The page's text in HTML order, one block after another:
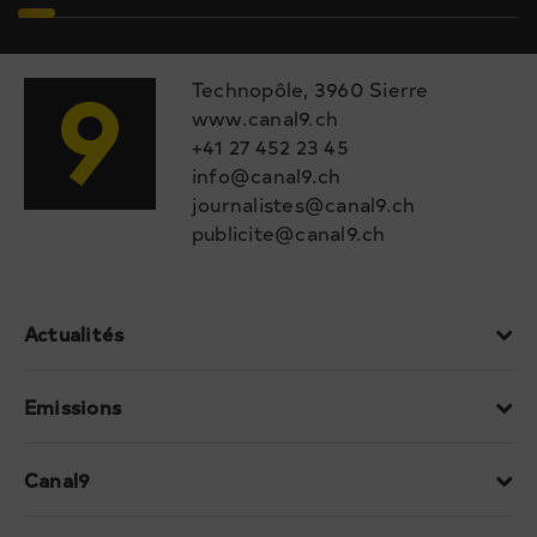
Technopôle, 3960 Sierre
www.canal9.ch
+41 27 452 23 45
info@canal9.ch
journalistes@canal9.ch
publicite@canal9.ch
Actualités
Emissions
Canal9